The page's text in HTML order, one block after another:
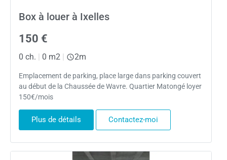
Box à louer à Ixelles
150 €
0 ch. 0 m2 2m
Emplacement de parking, place large dans parking couvert
au début de la Chaussée de Wavre. Quartier Matongé loyer
150€/mois
Plus de détails Contactez-moi